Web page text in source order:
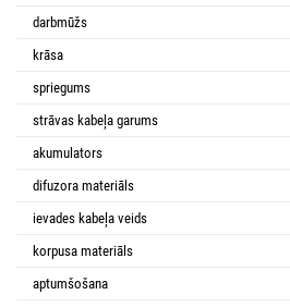
darbmūžs
krāsa
spriegums
strāvas kabeļa garums
akumulators
difuzora materiāls
ievades kabeļa veids
korpusa materiāls
aptumšošana